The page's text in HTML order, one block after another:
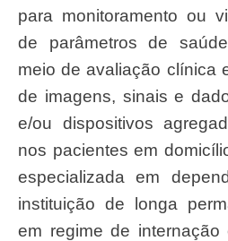
para monitoramento ou
de parâmetros de
meio de avaliação clínica
de imagens, sinais e
e/ou dispositivos
nos pacientes em
especializada em
instituição de longa
em regime de internação